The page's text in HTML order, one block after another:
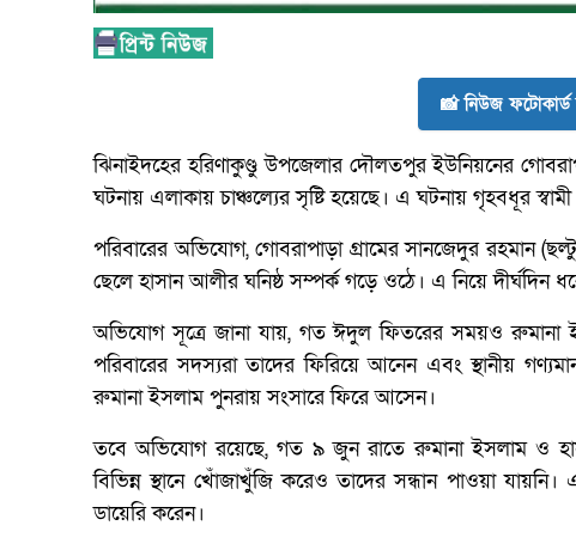
📸 নিউজ
ঝিনাইদহের হরিণাকুণ্ডু উপজেলার দৌলতপুর ইউনিয়নের
ঘটনায় এলাকায় চাঞ্চল্যের সৃষ্টি হয়েছে। এ ঘটনায় গৃহবধূর
পরিবারের অভিযোগ, গোবরাপাড়া গ্রামের সানজেদুর রহমান
ছেলে হাসান আলীর ঘনিষ্ঠ সম্পর্ক গড়ে ওঠে। এ নিয়ে দীর্ঘদিন
অভিযোগ সূত্রে জানা যায়, গত ঈদুল ফিতরের সময়ও রুমানা
পরিবারের সদস্যরা তাদের ফিরিয়ে আনেন এবং স্থানীয়
রুমানা ইসলাম পুনরায় সংসারে ফিরে আসেন।
তবে অভিযোগ রয়েছে, গত ৯ জুন রাতে রুমানা ইসলাম ও
বিভিন্ন স্থানে খোঁজাখুঁজি করেও তাদের সন্ধান পাওয়া
ডায়েরি করেন।